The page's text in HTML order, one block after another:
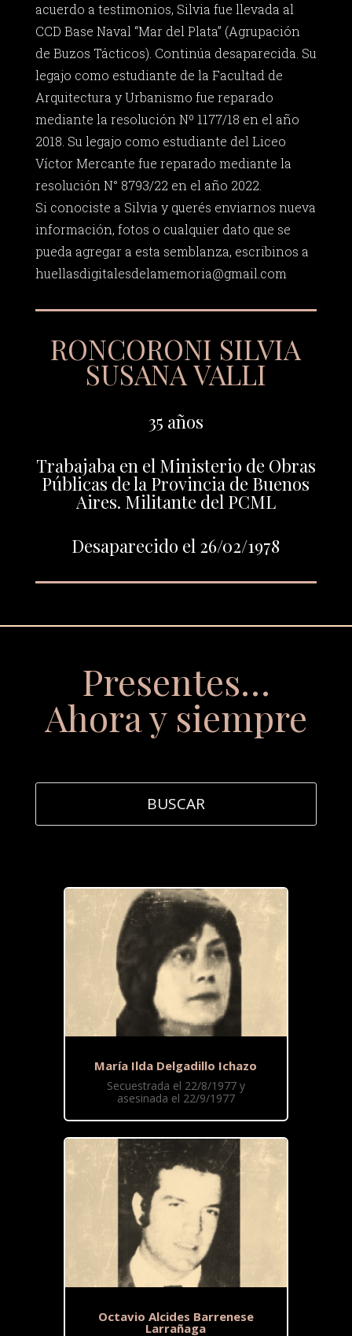
acuerdo a testimonios, Silvia fue llevada al
CCD Base Naval “Mar del Plata” (Agrupación
de Buzos Tácticos). Continúa desaparecida. Su
legajo como estudiante de la Facultad de
Arquitectura y Urbanismo fue reparado
mediante la resolución Nº 1177/18 en el año
2018. Su legajo como estudiante del Liceo
Víctor Mercante fue reparado mediante la
resolución N° 8793/22 en el año 2022.
Si conociste a Silvia y querés enviarnos nueva
información, fotos o cualquier dato que se
pueda agregar a esta semblanza, escribinos a
huellasdigitalesdelamemoria@gmail.com
RONCORONI SILVIA
SUSANA VALLI
35 años
Trabajaba en el Ministerio de Obras
Públicas de la Provincia de Buenos
Aires. Militante del PCML
Desaparecido el 26/02/1978
Presentes…
Ahora y siempre
María Ilda Delgadillo Ichazo
Secuestrada el 22/8/1977 y
asesinada el 22/9/1977
Octavio Alcides Barrenese
Larrañaga